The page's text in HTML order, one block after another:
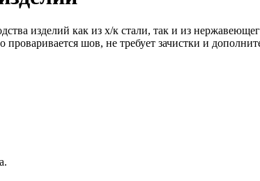
изделий как из х/к стали, так и из
шов, не требует зачистки и